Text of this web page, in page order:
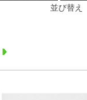
並び替え